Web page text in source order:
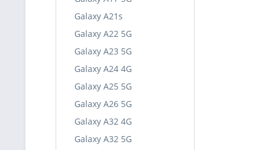
Galaxy A21s
Galaxy A22 5G
Galaxy A23 5G
Galaxy A24 4G
Galaxy A25 5G
Galaxy A26 5G
Galaxy A32 4G
Galaxy A32 5G